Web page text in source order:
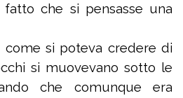
fatto che si pensasse una
come si poteva credere di
si muovevano sotto le
che comunque era